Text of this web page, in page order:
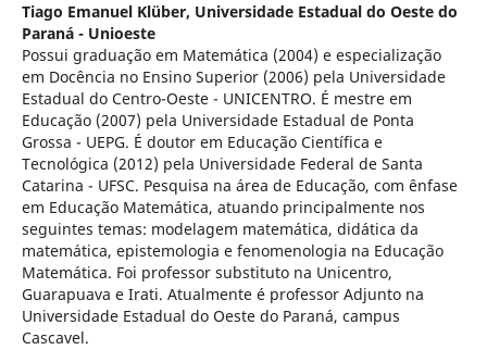
Tiago Emanuel Klüber, Universidade Estadual do Oeste do
Paraná - Unioeste
Possui graduação em Matemática (2004) e especialização
em Docência no Ensino Superior (2006) pela Universidade
Estadual do Centro-Oeste - UNICENTRO. É mestre em
Educação (2007) pela Universidade Estadual de Ponta
Grossa - UEPG. É doutor em Educação Científica e
Tecnológica (2012) pela Universidade Federal de Santa
Catarina - UFSC. Pesquisa na área de Educação, com ênfase
em Educação Matemática, atuando principalmente nos
seguintes temas: modelagem matemática, didática da
matemática, epistemologia e fenomenologia na Educação
Matemática. Foi professor substituto na Unicentro,
Guarapuava e Irati. Atualmente é professor Adjunto na
Universidade Estadual do Oeste do Paraná, campus
Cascavel.